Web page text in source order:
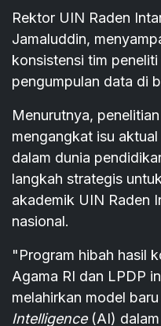
Rektor UIN Raden
Jamaluddin,
konsistensi tim
pengumpulan data di
Menurutnya,
mengangkat isu
dalam dunia
langkah strategis
akademik UIN Raden
nasional.
"Program hibah hasil
Agama RI dan LPDP
melahirkan model
Intelligence(AI) dalam